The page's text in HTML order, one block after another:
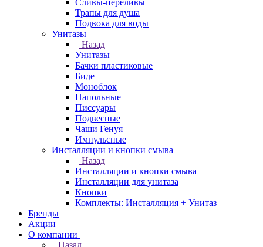
Сливы-переливы
Трапы для душа
Подвока для воды
Унитазы
Назад
Унитазы
Бачки пластиковые
Биде
Моноблок
Напольные
Писсуары
Подвесные
Чаши Генуя
Импульсные
Инсталляции и кнопки смыва
Назад
Инсталляции и кнопки смыва
Инсталляции для унитаза
Кнопки
Комплекты: Инсталляция + Унитаз
Бренды
Акции
О компании
Назад